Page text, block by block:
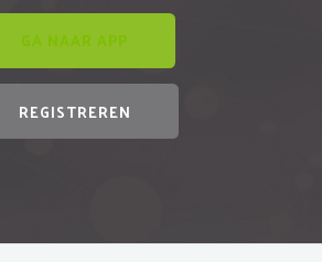
GA NAAR APP
REGISTREREN